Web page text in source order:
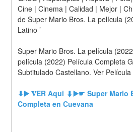
Cine | Cinema | Calidad | Mejor |
de Super Mario Bros. La película
Latino ’
Super Mario Bros. La película
película (2022) Película Completa
Subtitulado Castellano. Ver
⬇▶️ 𝐕ER Aqui ⬇▶️☛ Super Mario
Completa en Cuevana